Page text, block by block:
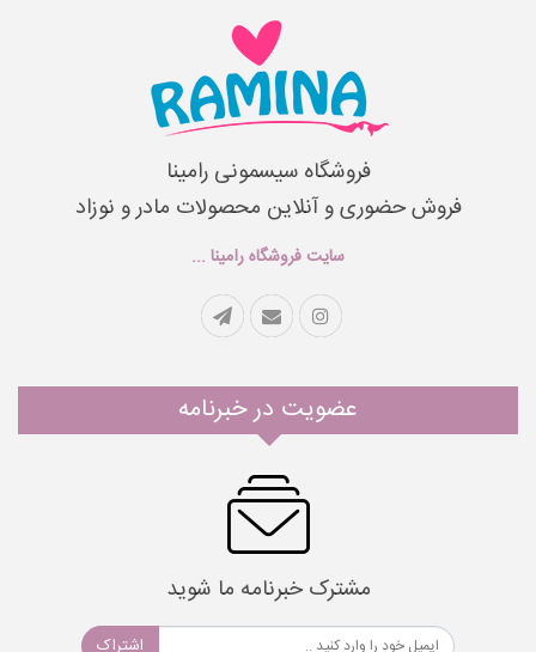
فروشگاه سیسمونی رامینا
فروش حضوری و آنلاین محصولات مادر و نوزاد
سایت فروشگاه رامینا ...
عضویت در خبرنامه
مشترک خبرنامه ما شوید
اشتراک